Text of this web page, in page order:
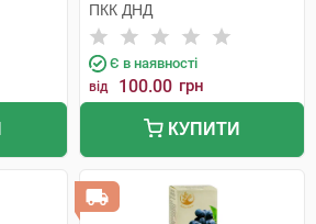
ПКК ДНД
Є в наявності
від 100.00 грн
КУПИТИ